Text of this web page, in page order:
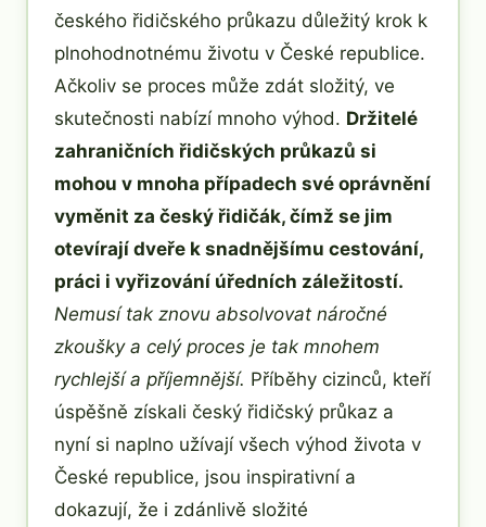
českého řidičského průkazu důležitý krok k
plnohodnotnému životu v České republice.
Ačkoliv se proces může zdát složitý, ve
skutečnosti nabízí mnoho výhod. Držitelé
zahraničních řidičských průkazů si
mohou v mnoha případech své oprávnění
vyměnit za český řidičák, čímž se jim
otevírají dveře k snadnějšímu cestování,
práci i vyřizování úředních záležitostí.
Nemusí tak znovu absolvovat náročné
zkoušky a celý proces je tak mnohem
rychlejší a příjemnější. Příběhy cizinců, kteří
úspěšně získali český řidičský průkaz a
nyní si naplno užívají všech výhod života v
České republice, jsou inspirativní a
dokazují, že i zdánlivě složité